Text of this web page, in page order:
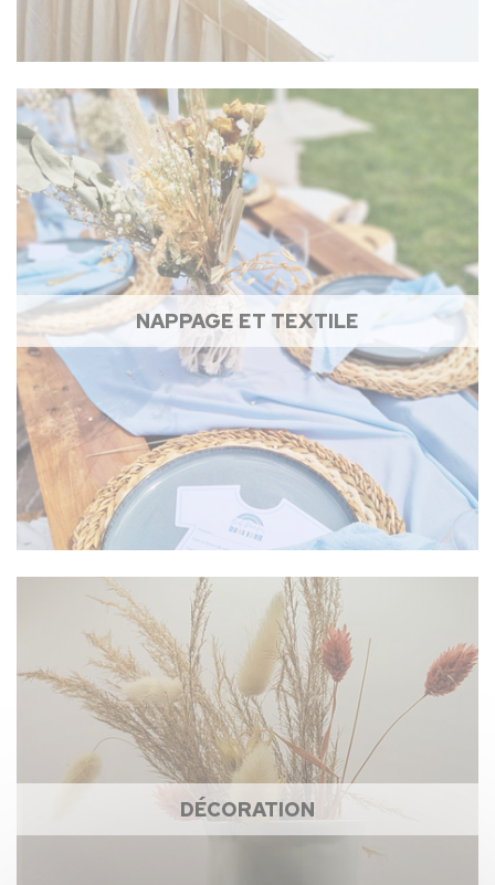
NAPPAGE ET TEXTILE
DÉCORATION